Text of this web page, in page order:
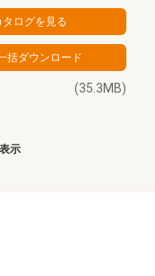
(35.3MB)
示